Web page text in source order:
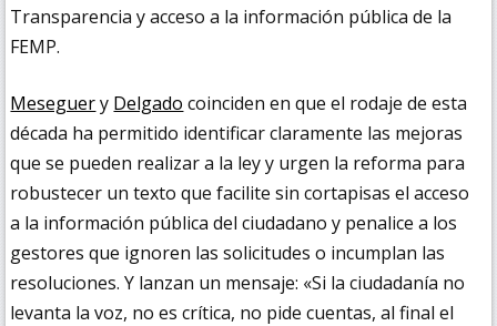
Transparencia y acceso a la información pública de la
FEMP.
Meseguery Delgado coinciden en que el rodaje de esta
década ha permitido identificar claramente las mejoras
que se pueden realizar a la ley y urgen la reforma para
robustecer un texto que facilite sin cortapisas el acceso
a la información pública del ciudadano y penalice a los
gestores que ignoren las solicitudes o incumplan las
resoluciones. Y lanzan un mensaje: «Si la ciudadanía no
levanta la voz, no es crítica, no pide cuentas, al final el